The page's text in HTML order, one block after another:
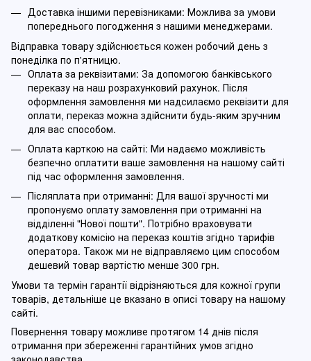
Доставка іншими перевізниками: Можлива за умови
попереднього погодження з нашими менеджерами.
Відправка товару здійснюється кожен робочий день з
понеділка по п'ятницю.
Оплата за реквізитами: За допомогою банківського
переказу на наш розрахунковий рахунок. Після
оформлення замовлення ми надсилаємо реквізити для
оплати, переказ можна здійснити будь-яким зручним
для вас способом.
Оплата карткою на сайті: Ми надаємо можливість
безпечно оплатити ваше замовлення на нашому сайті
під час оформлення замовлення.
Післяплата при отриманні: Для вашої зручності ми
пропонуємо оплату замовлення при отриманні на
відділенні "Нової пошти". Потрібно враховувати
додаткову комісію на переказ коштів згідно тарифів
оператора. Також ми не відправляємо цим способом
дешевий товар вартістю менше 300 грн.
Умови та термін гарантії відрізняються для кожної групи
товарів, детальніше це вказано в описі товару на нашому
сайті.
Повернення товару можливе протягом 14 днів після
отримання при збереженні гарантійних умов згідно